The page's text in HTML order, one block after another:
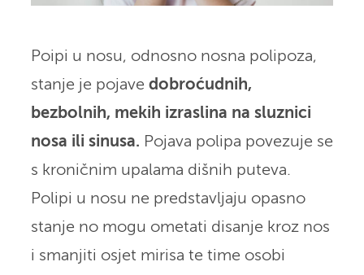
Poipi u nosu, odnosno nosna polipoza,
stanje je pojave dobroćudnih,
bezbolnih, mekih izraslina na sluznici
nosa ili sinusa. Pojava polipa povezuje se
s kroničnim upalama dišnih puteva.
Polipi u nosu ne predstavljaju opasno
stanje no mogu ometati disanje kroz nos
i smanjiti osjet mirisa te time osobi